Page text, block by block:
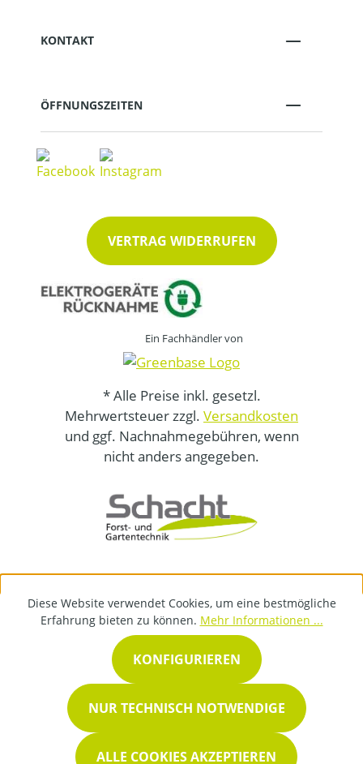
KONTAKT
ÖFFNUNGSZEITEN
VERTRAG WIDERRUFEN
Ein Fachhändler von
* Alle Preise inkl. gesetzl.
Mehrwertsteuer zzgl. Versandkosten
und ggf. Nachnahmegebühren, wenn
nicht anders angegeben.
Diese Website verwendet Cookies, um eine bestmögliche
Erfahrung bieten zu können. Mehr Informationen ...
NUR TECHNISCH NOTWENDIGE
KONFIGURIEREN
ALLE COOKIES AKZEPTIEREN